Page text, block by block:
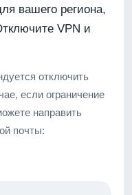
вашего региона,
VPN и
отключить
если ограничение
направить
почты: